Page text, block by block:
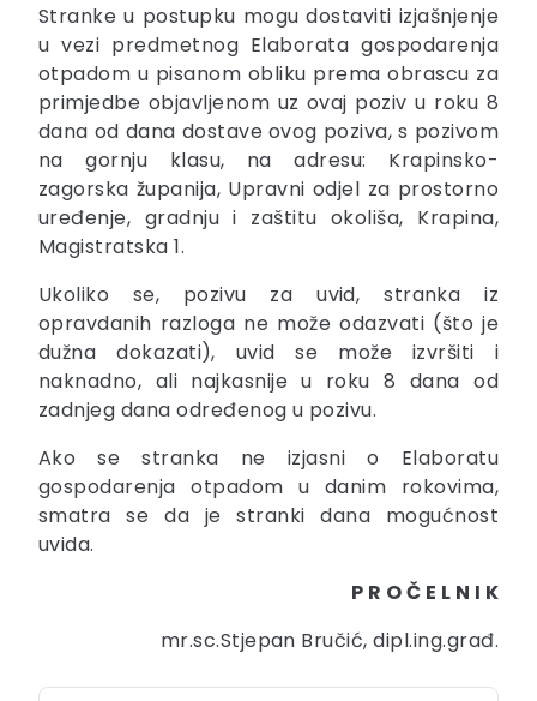
Stranke u postupku mogu dostaviti izjašnjenje
u vezi predmetnog Elaborata gospodarenja
otpadom u pisanom obliku prema obrascu za
primjedbe objavljenom uz ovaj poziv u roku 8
dana od dana dostave ovog poziva, s pozivom
na gornju klasu, na adresu: Krapinsko-
zagorska županija, Upravni odjel za prostorno
uređenje, gradnju i zaštitu okoliša, Krapina,
Magistratska 1.
Ukoliko se, pozivu za uvid, stranka iz
opravdanih razloga ne može odazvati (što je
dužna dokazati), uvid se može izvršiti i
naknadno, ali najkasnije u roku 8 dana od
zadnjeg dana određenog u pozivu.
Ako se stranka ne izjasni o Elaboratu
gospodarenja otpadom u danim rokovima,
smatra se da je stranki dana mogućnost
uvida.
P R O Č E L N I K
mr.sc.Stjepan Bručić, dipl.ing.građ.